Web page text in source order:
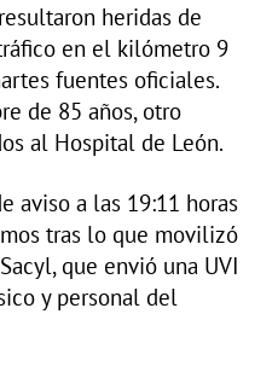
heridas de
en el kilómetro 9
fuentes oficiales.
de 85 años, otro
al Hospital de León.
aviso a las 19:11 horas
tras lo que movilizó
que envió una UVI
y personal del